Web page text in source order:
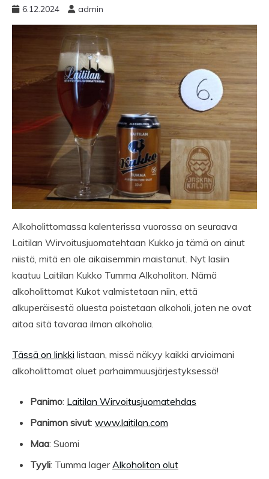
6.12.2024 admin
Alkoholittomassa kalenterissa vuorossa on seuraava
Laitilan Wirvoitusjuomatehtaan Kukko ja tämä on ainut
niistä, mitä en ole aikaisemmin maistanut. Nyt lasiin
kaatuu Laitilan Kukko Tumma Alkoholiton. Nämä
alkoholittomat Kukot valmistetaan niin, että
alkuperäisestä oluesta poistetaan alkoholi, joten ne ovat
aitoa sitä tavaraa ilman alkoholia.
Tässä on linkki listaan, missä näkyy kaikki arvioimani
alkoholittomat oluet parhaimmuusjärjestyksessä!
Panimo: Laitilan Wirvoitusjuomatehdas
Panimon sivut: www.laitilan.com
Maa: Suomi
Tyyli: Tumma lagerAlkoholiton olut